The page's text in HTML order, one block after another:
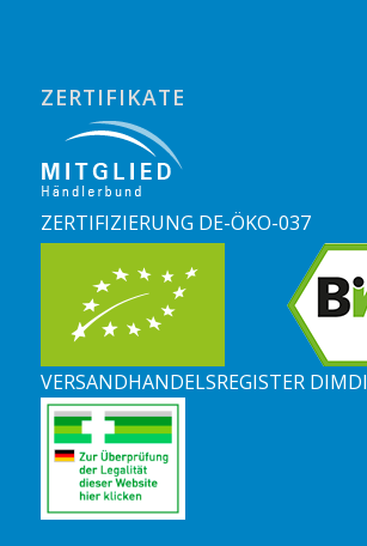
ZERTIFIKATE
ZERTIFIZIERUNG DE-ÖKO-037
VERSANDHANDELSREGISTER DIMDI